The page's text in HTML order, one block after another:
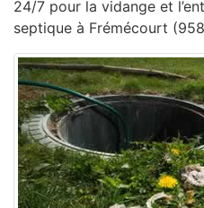
24/7 pour la vidange et
septique à Frémécourt